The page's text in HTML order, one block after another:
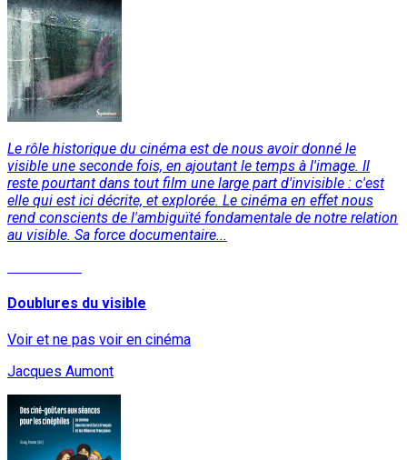
Le rôle historique du cinéma est de nous avoir donné le
visible une seconde fois, en ajoutant le temps à l'image. Il
reste pourtant dans tout film une large part d'invisible : c'est
elle qui est ici décrite, et explorée. Le cinéma en effet nous
rend conscients de l'ambiguïté fondamentale de notre relation
au visible. Sa force documentaire...
Doublures du visible
Voir et ne pas voir en cinéma
Jacques Aumont